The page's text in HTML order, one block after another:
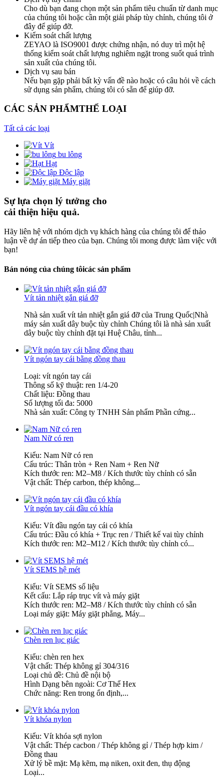
Cho dù bạn đang chọn một sản phẩm tiêu chuẩn từ danh mục
của chúng tôi hoặc cần một giải pháp tùy chỉnh, chúng tôi ở
đây để giúp đỡ.
Kiểm soát chất lượng
ZEYAO là ISO9001 được chứng nhận, nó duy trì một hệ
thống kiểm soát chất lượng nghiêm ngặt trong suốt quá trình
sản xuất của chúng tôi.
Dịch vụ sau bán
Nếu bạn gặp phải bất kỳ vấn đề nào hoặc có câu hỏi về cách
sử dụng sản phẩm, chúng tôi có sẵn để giúp đỡ.
CÁC SẢN PHẨMTHỂ LOẠI
Tất cả các loại
Vít
bu lông
Hạt
Độc lập
Máy giặt
Sự lựa chọn lý tưởng cho
cải thiện hiệu quả.
Hãy liên hệ với nhóm dịch vụ khách hàng của chúng tôi để thảo
luận về dự án tiếp theo của bạn. Chúng tôi mong được làm việc với
bạn!
Bán nóng của chúng tôicác sản phẩm
Vít tản nhiệt gắn giá đỡ
Nhà sản xuất vít tản nhiệt gắn giá đỡ của Trung Quốc|Nhà
máy sản xuất dây buộc tùy chỉnh Chúng tôi là nhà sản xuất
dây buộc tùy chỉnh đặt tại Huệ Châu, tỉnh...
Vít ngón tay cái bằng đồng thau
Loại: vít ngón tay cái
Thông số kỹ thuật: ren 1/4-20
Chất liệu: Đồng thau
Số lượng tối đa: 5000
Nhà sản xuất: Công ty TNHH Sản phẩm Phần cứng...
Nam Nữ có ren
Kiểu: Nam Nữ có ren
Cấu trúc: Thân tròn + Ren Nam + Ren Nữ
Kích thước ren: M2–M8 / Kích thước tùy chỉnh có sẵn
Vật chất: Thép carbon, thép không...
Vít ngón tay cái đầu có khía
Kiểu: Vít đầu ngón tay cái có khía
Cấu trúc: Đầu có khía + Trục ren / Thiết kế vai tùy chỉnh
Kích thước ren: M2–M12 / Kích thước tùy chỉnh có...
Vít SEMS hệ mét
Kiểu: Vít SEMS số liệu
Kết cấu: Lắp ráp trục vít và máy giặt
Kích thước ren: M2–M8 / Kích thước tùy chỉnh có sẵn
Loại máy giặt: Máy giặt phẳng, Máy...
Chèn ren lục giác
Kiểu: chèn ren hex
Vật chất: Thép không gỉ 304/316
Loại chủ đề: Chủ đề nội bộ
Hình Dạng bên ngoài: Cơ Thể Hex
Chức năng: Ren trong ổn định,...
Vít khóa nylon
Kiểu: Vít khóa sợi nylon
Vật chất: Thép cacbon / Thép không gỉ / Thép hợp kim /
Đồng thau
Xử lý bề mặt: Mạ kẽm, mạ niken, oxit đen, thụ động
Loại...